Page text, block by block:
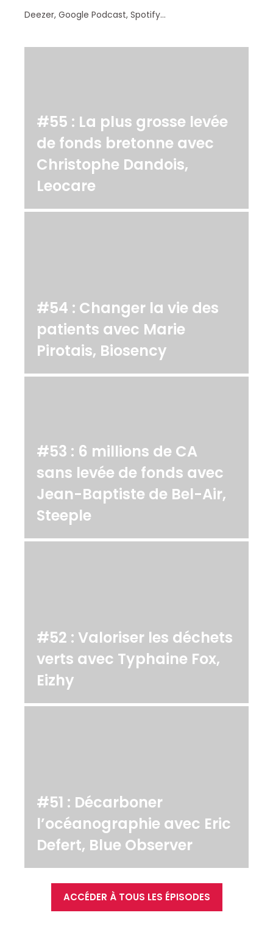
Deezer, Google Podcast, Spotify…
#55 : La plus grosse levée
de fonds bretonne avec
Christophe Dandois,
Leocare
#54 : Changer la vie des
patients avec Marie
Pirotais, Biosency
#53 : 6 millions de CA
sans levée de fonds avec
Jean-Baptiste de Bel-Air,
Steeple
#52 : Valoriser les déchets
verts avec Typhaine Fox,
Eizhy
#51 : Décarboner
l’océanographie avec Eric
Defert, Blue Observer
ACCÉDER À TOUS LES ÉPISODES